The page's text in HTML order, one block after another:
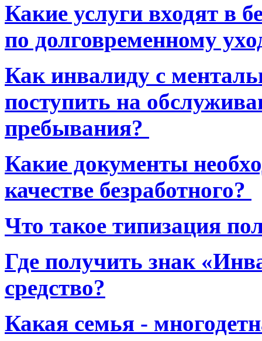
Какие услуги входят в
по долговременному
Как инвалиду с
поступить на
пребывания?
Какие документы
качестве безработного?
Что такое типизация
Где получить знак
средство?
Какая семья -